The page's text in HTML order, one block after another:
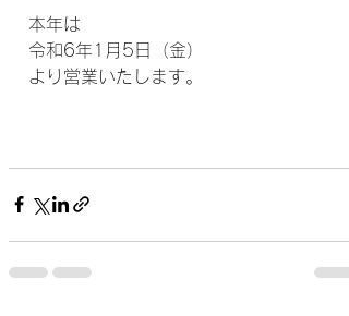
本年は
令和6年1月5日（金）
より営業いたします。